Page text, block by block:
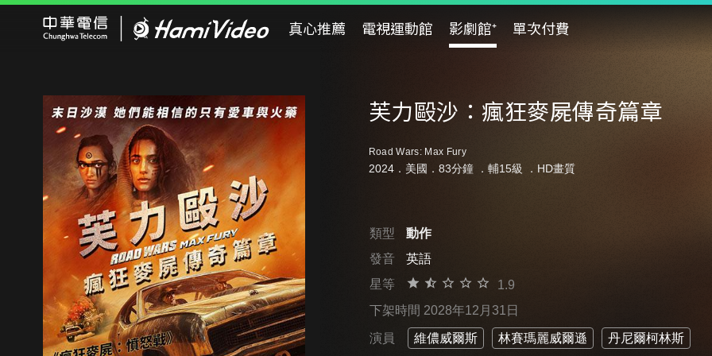
真心推薦 電視運動館 影劇館⁺ 單次付費
芙力毆沙：瘋狂麥屍傳奇篇章
Road Wars: Max Fury
2024．美國．83分鐘 ． 輔15級 ．HD畫質
類型
動作
發音
英語
星等
1.9
下架時間 2028年12月31日
演員 維儂威爾斯 林賽瑪麗威爾遜 丹尼爾柯林斯